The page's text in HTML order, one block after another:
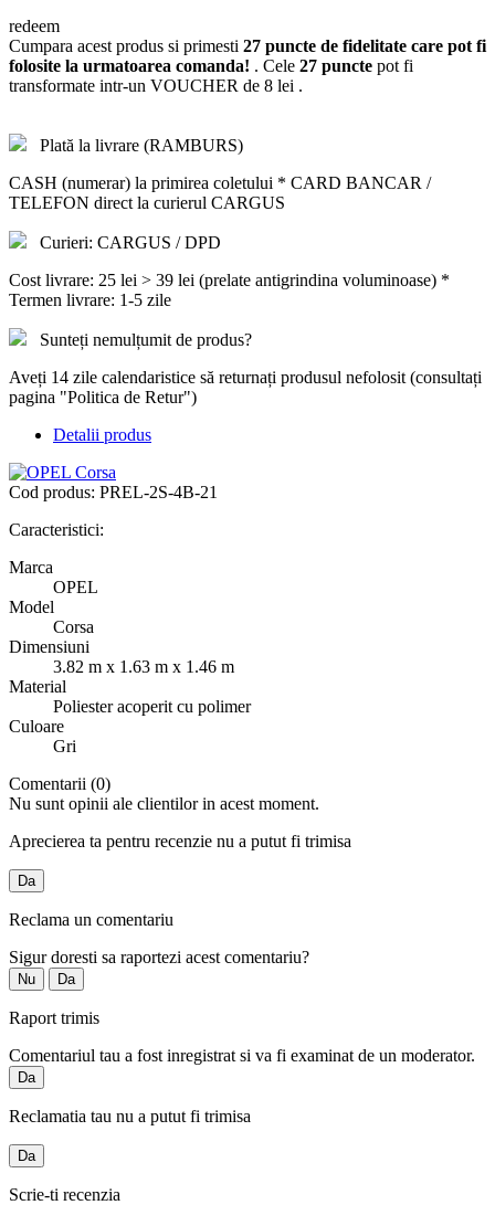
redeem
Cumpara acest produs si primesti 27 puncte de fidelitate care pot fi
folosite la urmatoarea comanda! . Cele 27 puncte pot fi
transformate intr-un VOUCHER de 8 lei .
Plată la livrare (RAMBURS)
CASH (numerar) la primirea coletului * CARD BANCAR /
TELEFON direct la curierul CARGUS
Curieri: CARGUS / DPD
Cost livrare: 25 lei > 39 lei (prelate antigrindina voluminoase) *
Termen livrare: 1-5 zile
Sunteți nemulțumit de produs?
Aveți 14 zile calendaristice să returnați produsul nefolosit (consultați
pagina "Politica de Retur")
Detalii produs
Cod produs: PREL-2S-4B-21
Caracteristici:
Marca
OPEL
Model
Corsa
Dimensiuni
3.82 m x 1.63 m x 1.46 m
Material
Poliester acoperit cu polimer
Culoare
Gri
Comentarii (0)
Nu sunt opinii ale clientilor in acest moment.
Aprecierea ta pentru recenzie nu a putut fi trimisa
Da
Reclama un comentariu
Sigur doresti sa raportezi acest comentariu?
Nu Da
Raport trimis
Comentariul tau a fost inregistrat si va fi examinat de un moderator.
Da
Reclamatia tau nu a putut fi trimisa
Da
Scrie-ti recenzia